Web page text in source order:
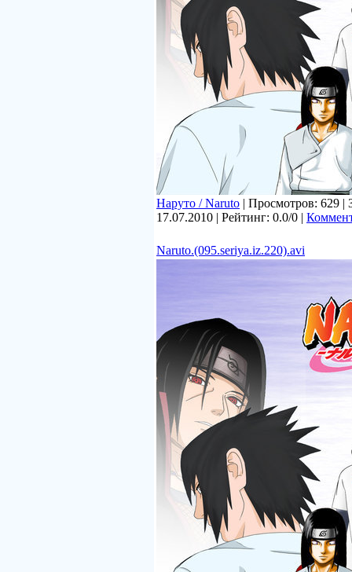
Наруто / Naruto | Просмотров: 629 |
17.07.2010 | Рейтинг: 0.0/0 |
Naruto.(095.seriya.iz.220).avi